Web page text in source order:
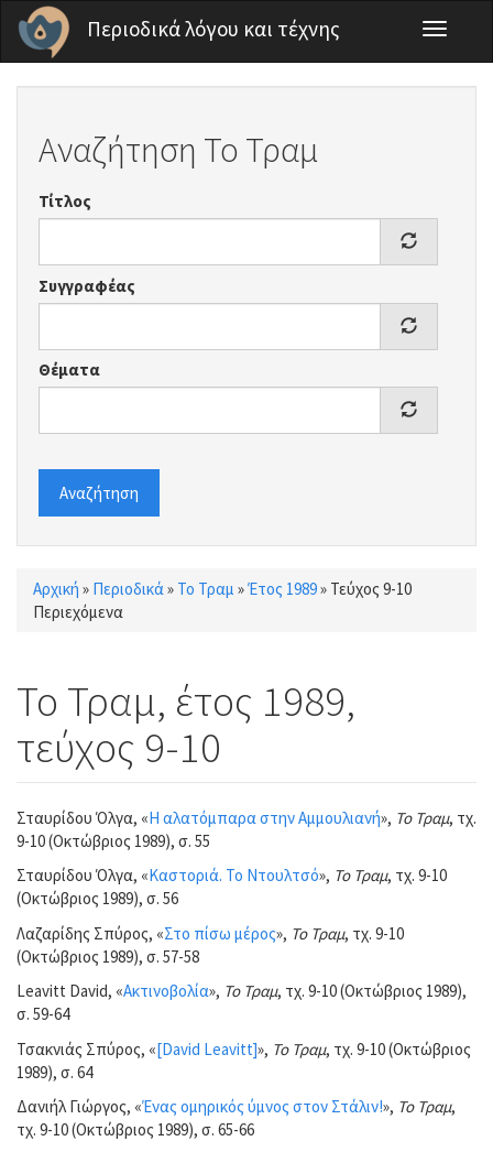
Παράκαμψη προς το κυρίως περιεχόμενο
Περιοδικά λόγου και τέχνης
Toggle
Αναζήτηση Το Τραμ
Τίτλος
Συγγραφέας
Θέματα
Αναζήτηση
Είστε εδώ
Αρχική » Περιοδικά» Το Τραμ »Έτος 1989» Τεύχος 9-10
Περιεχόμενα
Το Τραμ, έτος 1989,
τεύχος 9-10
Σταυρίδου Όλγα, «Η αλατόμπαρα στην Αμμουλιανή», Το Τραμ, τχ.
9-10 (Οκτώβριος 1989), σ. 55
Σταυρίδου Όλγα, «Καστοριά. Το Ντουλτσό», Το Τραμ, τχ. 9-10
(Οκτώβριος 1989), σ. 56
Λαζαρίδης Σπύρος, «Στο πίσω μέρος», Το Τραμ, τχ. 9-10
(Οκτώβριος 1989), σ. 57-58
Leavitt David, «Ακτινοβολία», Το Τραμ, τχ. 9-10 (Οκτώβριος 1989),
σ. 59-64
Τσακνιάς Σπύρος, «[David Leavitt]», Το Τραμ, τχ. 9-10 (Οκτώβριος
1989), σ. 64
Δανιήλ Γιώργος, «Ένας ομηρικός ύμνος στον Στάλιν!», Το Τραμ,
τχ. 9-10 (Οκτώβριος 1989), σ. 65-66